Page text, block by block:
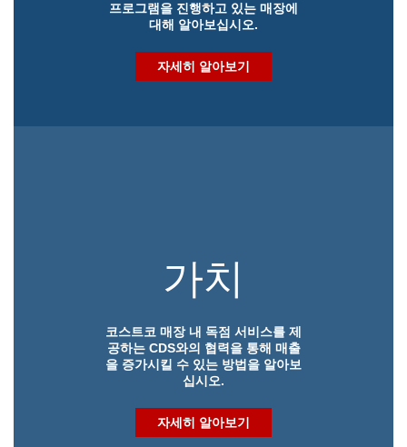
프로그램을 진행하고 있는 매장에
대해 알아보십시오.
자세히 알아보기
가치
코스트코 매장 내 독점 서비스를 제
공하는 CDS와의 협력을 통해 매출
을 증가시킬 수 있는 방법을 알아보
십시오.
자세히 알아보기